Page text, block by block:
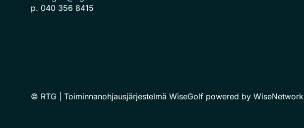
p. 040 356 8415
© RTG | Toiminnanohjausjärjestelmä WiseGolf powered by WiseNetwork